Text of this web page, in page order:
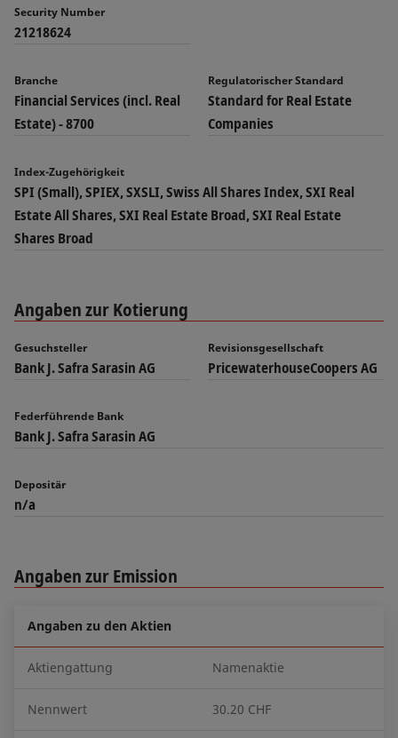
Security Number
21218624
Branche
Financial Services (incl. Real
Estate) - 8700
Regulatorischer Standard
Standard for Real Estate
Companies
Index-Zugehörigkeit
SPI (Small), SPIEX, SXSLI, Swiss All Shares Index, SXI Real
Estate All Shares, SXI Real Estate Broad, SXI Real Estate
Shares Broad
Angaben zur Kotierung
Gesuchsteller
Bank J. Safra Sarasin AG
Revisionsgesellschaft
PricewaterhouseCoopers AG
Federführende Bank
Bank J. Safra Sarasin AG
Depositär
n/a
Angaben zur Emission
Angaben zu den Aktien
Aktiengattung Namenaktie
Nennwert 30.20 CHF